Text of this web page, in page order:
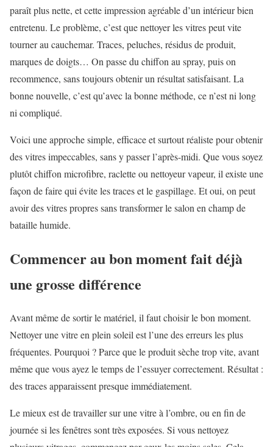
paraît plus nette, et cette impression agréable d’un intérieur bien
entretenu. Le problème, c’est que nettoyer les vitres peut vite
tourner au cauchemar. Traces, peluches, résidus de produit,
marques de doigts… On passe du chiffon au spray, puis on
recommence, sans toujours obtenir un résultat satisfaisant. La
bonne nouvelle, c’est qu’avec la bonne méthode, ce n’est ni long
ni compliqué.
Voici une approche simple, efficace et surtout réaliste pour obtenir
des vitres impeccables, sans y passer l’après-midi. Que vous soyez
plutôt chiffon microfibre, raclette ou nettoyeur vapeur, il existe une
façon de faire qui évite les traces et le gaspillage. Et oui, on peut
avoir des vitres propres sans transformer le salon en champ de
bataille humide.
Commencer au bon moment fait déjà
une grosse différence
Avant même de sortir le matériel, il faut choisir le bon moment.
Nettoyer une vitre en plein soleil est l’une des erreurs les plus
fréquentes. Pourquoi ? Parce que le produit sèche trop vite, avant
même que vous ayez le temps de l’essuyer correctement. Résultat :
des traces apparaissent presque immédiatement.
Le mieux est de travailler sur une vitre à l’ombre, ou en fin de
journée si les fenêtres sont très exposées. Si vous nettoyez